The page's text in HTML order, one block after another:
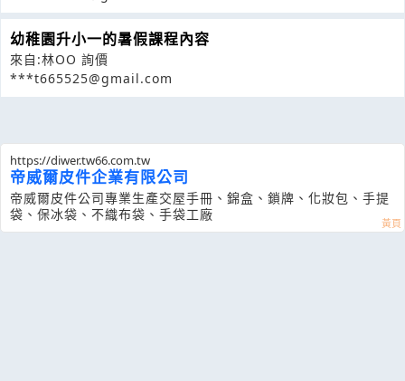
幼稚園升小一的暑假課程內容
來自:林OO 詢價
***t665525@gmail.com
https://diwer.tw66.com.tw
帝威爾皮件企業有限公司
帝威爾皮件公司專業生產交屋手冊、錦盒、鎖牌、化妝包、手提
袋、保冰袋、不織布袋、手袋工廠